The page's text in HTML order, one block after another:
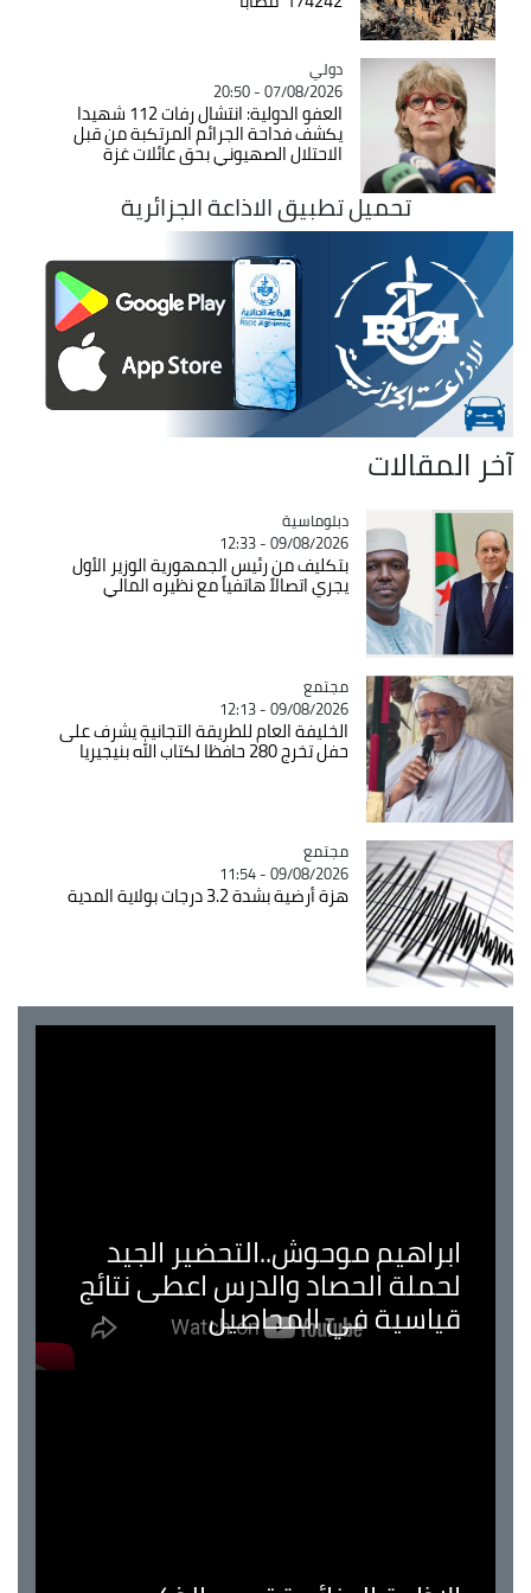
Catégorie
دولي
07/08/2026 - 20:50
العفو الدولية: انتشال رفات 112 شهيدا
يكشف فداحة الجرائم المرتكبة من قبل
الاحتلال الصهيوني بحق عائلات غزة
تحميل تطبيق الاذاعة الجزائرية
آخر المقالات
Catégorie
دبلوماسية
09/08/2026 - 12:33
بتكليف من رئيس الجمهورية الوزير الأول
يجري اتصالاً هاتفياً مع نظيره المالي
Catégorie
مجتمع
09/08/2026 - 12:13
الخليفة العام للطريقة التجانية يشرف على
حفل تخرج 280 حافظا لكتاب الله بنيجيريا
Catégorie
مجتمع
09/08/2026 - 11:54
هزة أرضية بشدة 3.2 درجات بولاية المدية
ابراهيم موحوش..التحضير الجيد
لحملة الحصاد والدرس اعطى نتائج
قياسية في المحاصيل